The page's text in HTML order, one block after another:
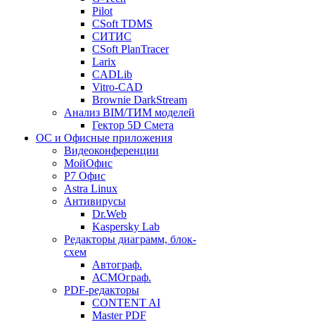
Pilot
CSoft TDMS
СИТИС
CSoft PlanTracer
Larix
CADLib
Vitro-CAD
Brownie DarkStream
Анализ BIM/ТИМ моделей
Гектор 5D Смета
ОС и Офисные приложения
Видеоконференции
МойОфис
P7 Офис
Astra Linux
Антивирусы
Dr.Web
Kaspersky Lab
Редакторы диаграмм, блок-
схем
Автограф.
АСМОграф.
PDF-редакторы
CONTENT AI
Master PDF